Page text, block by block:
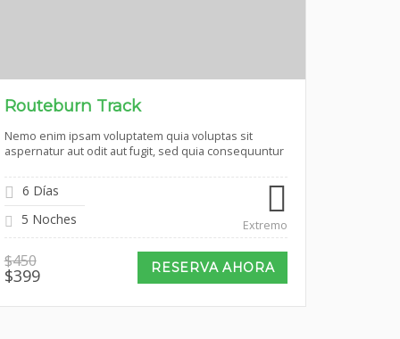
Routeburn Track
Nemo enim ipsam voluptatem quia voluptas sit
aspernatur aut odit aut fugit, sed quia consequuntur
6 Días
5 Noches
Extremo
$450
Original
was:
$399Current
is:
RESERVA AHORA